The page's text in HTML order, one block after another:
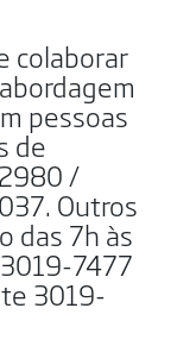
colaborar
pessoas
de
/
Outros
das 7h às
7477
3019-